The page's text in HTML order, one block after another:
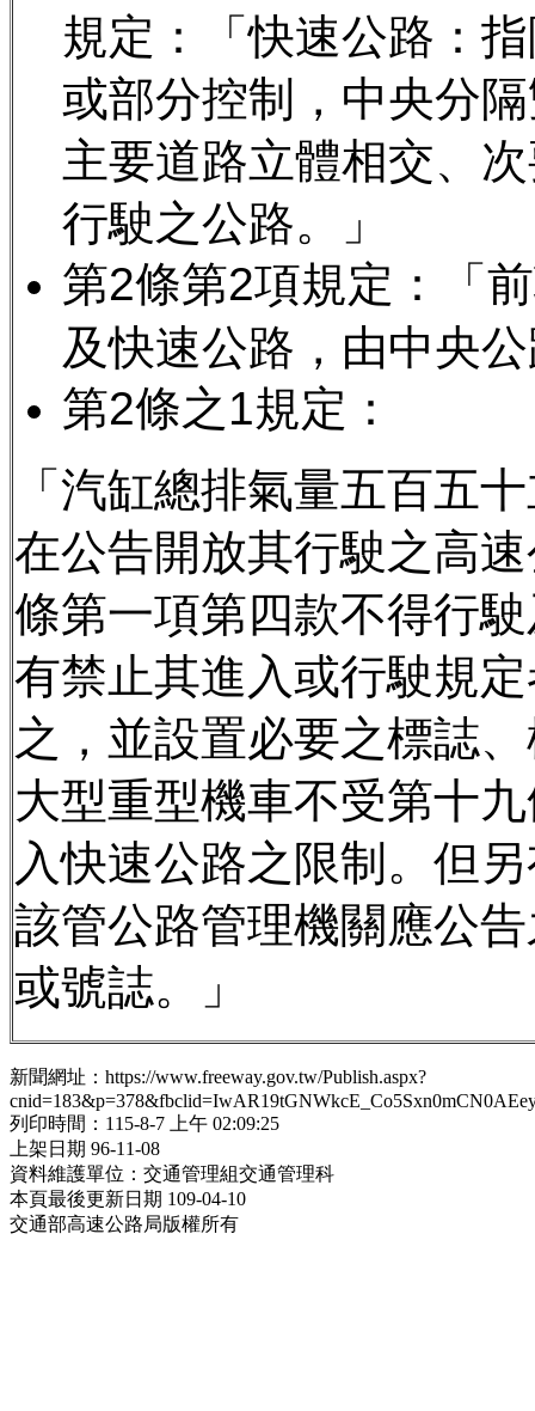
規定：「快速公路：
或部分控制，中央分
主要道路立體相交、
行駛之公路。」
第2條第2項規定：「
及快速公路，由中央
第2條之1規定：
「汽缸總排氣量五百五
在公告開放其行駛之高
條第一項第四款不得行
有禁止其進入或行駛規
之，並設置必要之標誌
大型重型機車不受第十
入快速公路之限制。但
該管公路管理機關應公
或號誌。」
新聞網址：https://www.freeway.gov.tw/Publish.aspx?
列印時間：115-8-7 上午 02:09:25
上架日期 96-11-08
資料維護單位：交通管理組交通管理科
本頁最後更新日期 109-04-10
交通部高速公路局版權所有